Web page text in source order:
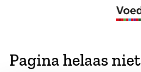
Pagina helaas niet